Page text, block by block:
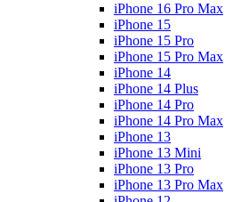
iPhone 16 Pro Max
iPhone 15
iPhone 15 Pro
iPhone 15 Pro Max
iPhone 14
iPhone 14 Plus
iPhone 14 Pro
iPhone 14 Pro Max
iPhone 13
iPhone 13 Mini
iPhone 13 Pro
iPhone 13 Pro Max